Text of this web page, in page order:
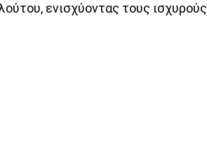
ενισχύοντας τους ισχυρούς